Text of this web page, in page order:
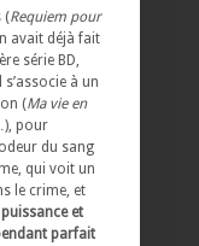
(Requiem pour
avait déjà fait
série BD,
s’associe à un
(Ma vie en
pour
du sang
qui voit un
le crime, et
puissance et
parfait